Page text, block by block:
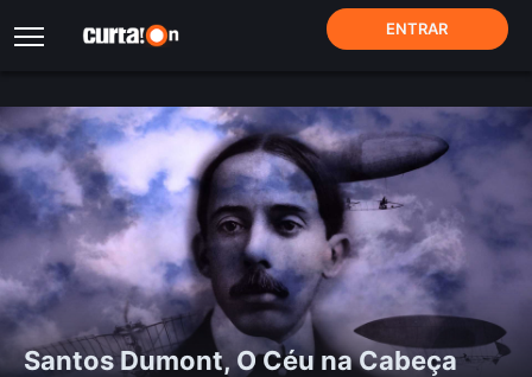
ENTRAR
Santos Dumont, O Céu na Cabeça